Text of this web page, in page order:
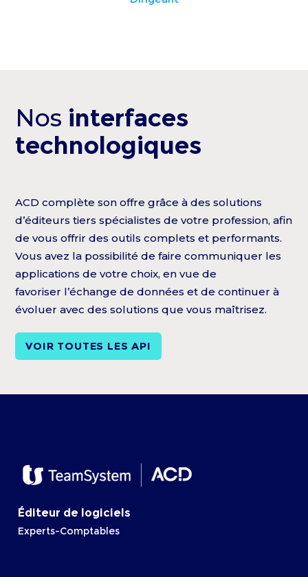
Nos interfaces
technologiques
ACD complète son offre grâce à des solutions
d’éditeurs tiers spécialistes de votre profession, afin
de vous offrir des outils complets et performants.
Vous avez la possibilité de faire communiquer les
applications de votre choix, en vue de
favoriser l’échange de données et de continuer à
évoluer avec des solutions que vous maîtrisez.
VOIR TOUTES LES API
Éditeur de logiciels
Experts-Comptables